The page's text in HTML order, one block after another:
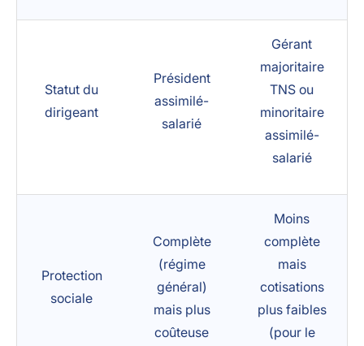
Statut du
dirigeant
Président
assimilé-
salarié
Gérant
majoritaire
TNS ou
minoritaire
assimilé-
salarié
Protection
sociale
Complète
(régime
général)
mais plus
coûteuse
Moins
complète
mais
cotisations
plus faibles
(pour le